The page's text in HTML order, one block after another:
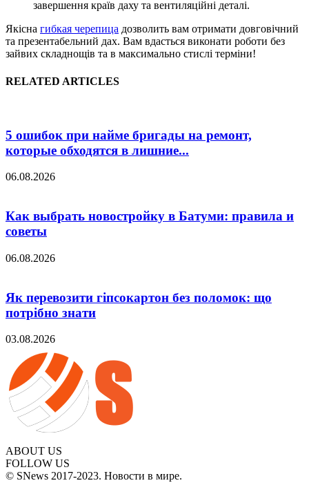
завершення країв даху та вентиляційні деталі.
Якісна гибкая черепица дозволить вам отримати довговічний
та презентабельний дах. Вам вдасться виконати роботи без
зайвих складнощів та в максимально стислі терміни!
RELATED ARTICLES
5 ошибок при найме бригады на ремонт,
которые обходятся в лишние...
06.08.2026
Как выбрать новостройку в Батуми: правила и
советы
06.08.2026
Як перевозити гіпсокартон без поломок: що
потрібно знати
03.08.2026
ABOUT US
FOLLOW US
© SNews 2017-2023. Новости в мире.